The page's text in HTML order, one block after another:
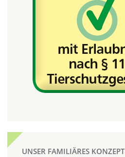
UNSER FAMILIÄRES KONZEPT